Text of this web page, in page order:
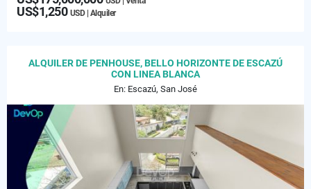
US$1,250 USD | Alquiler
ALQUILER DE PENHOUSE, BELLO HORIZONTE DE ESCAZÚ
CON LINEA BLANCA
En: Escazú, San José